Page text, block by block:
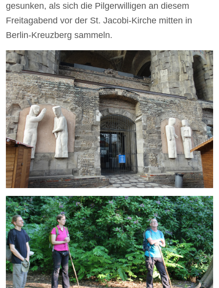
gesunken, als sich die Pilgerwilligen an diesem
Freitagabend vor der St. Jacobi-Kirche mitten in
Berlin-Kreuzberg sammeln.